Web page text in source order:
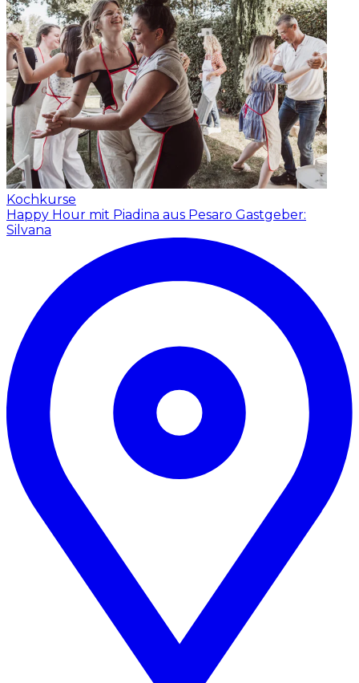
Kochkurse
Happy Hour mit Piadina aus Pesaro Gastgeber:
Silvana